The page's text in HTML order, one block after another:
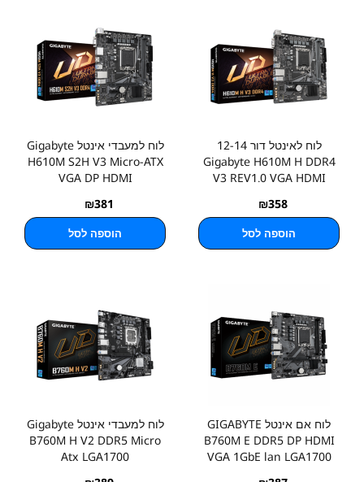
לוח לאינטל דור 12-14
Gigabyte H610M H DDR4
V3 REV1.0 VGA HDMI
₪358
הוספה לסל
לוח למעבדי אינטל Gigabyte
H610M S2H V3 Micro-ATX
VGA DP HDMI
₪381
הוספה לסל
לוח אם אינטל GIGABYTE
B760M E DDR5 DP HDMI
VGA 1GbE lan LGA1700
לוח למעבדי אינטל Gigabyte
B760M H V2 DDR5 Micro
Atx LGA1700